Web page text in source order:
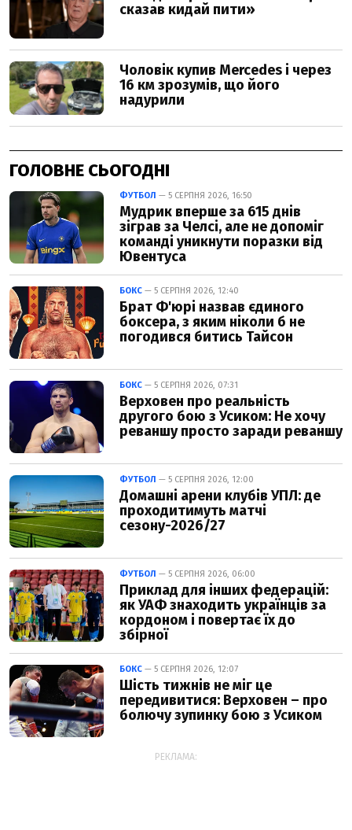
ГОЛОВНЕ СЬОГОДНІ
ФУТБОЛ — 5 СЕРПНЯ 2026, 16:50
Мудрик вперше за 615 днів
зіграв за Челсі, але не допоміг
команді уникнути поразки від
Ювентуса
БОКС — 5 СЕРПНЯ 2026, 12:40
Брат Ф'юрі назвав єдиного
боксера, з яким ніколи б не
погодився битись Тайсон
БОКС — 5 СЕРПНЯ 2026, 07:31
Верховен про реальність
другого бою з Усиком: Не хочу
реваншу просто заради реваншу
ФУТБОЛ — 5 СЕРПНЯ 2026, 12:00
Домашні арени клубів УПЛ: де
проходитимуть матчі
сезону-2026/27
ФУТБОЛ — 5 СЕРПНЯ 2026, 06:00
Приклад для інших федерацій:
як УАФ знаходить українців за
кордоном і повертає їх до
збірної
БОКС — 5 СЕРПНЯ 2026, 12:07
Шість тижнів не міг це
передивитися: Верховен – про
болючу зупинку бою з Усиком
РЕКЛАМА: